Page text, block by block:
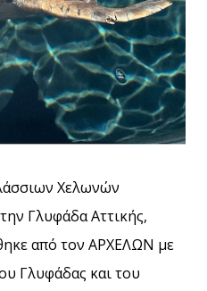
Χελωνών
Γλυφάδα Αττικής,
από τον ΑΡΧΕΛΩΝ με
Γλυφάδας και του